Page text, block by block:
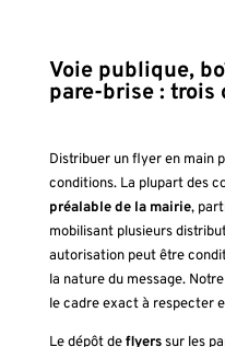
Voie publique,
pare-brise : trois
Distribuer un flyer en main
conditions. La plupart des
préalable de la mairie,
mobilisant plusieurs
autorisation peut être
la nature du message. Notre
le cadre exact à respecter
Le dépôt deflyerssur les